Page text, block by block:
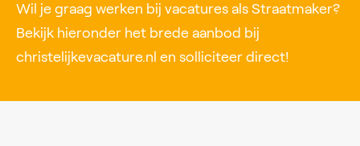
Wil je graag werken bij vacatures als Straatmaker?
Bekijk hieronder het brede aanbod bij
christelijkevacature.nl en solliciteer direct!